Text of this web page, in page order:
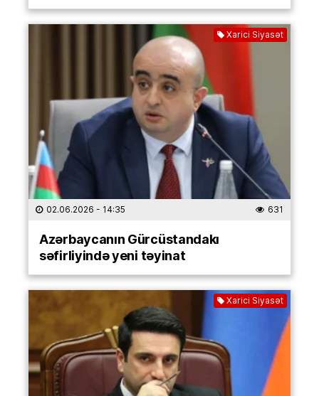
Xarici Siyasət
02.06.2026 - 14:35 631
Azərbaycanın Gürcüstandakı
səfirliyində yeni təyinat
Xarici Siyasət